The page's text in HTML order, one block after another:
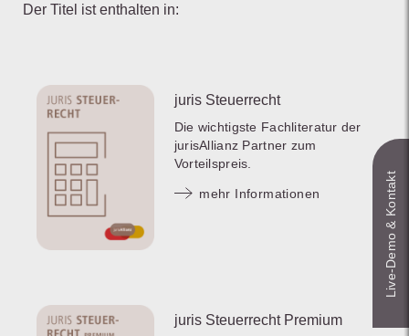
Der Titel ist enthalten in:
juris Steuerrecht
Die wichtigste Fachliteratur der
jurisAllianz Partner zum
Vorteilspreis.
mehr Informationen
juris Steuerrecht Premium
Live‑Demo & Kontakt